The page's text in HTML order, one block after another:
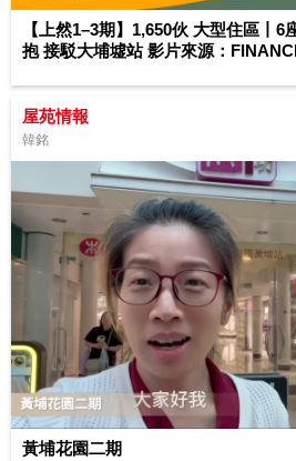
【上然1–3期】1,650伙 大型住區丨
抱 接駁大埔墟站 影片來源：
屋苑情報
韓銘
黃埔花園二期